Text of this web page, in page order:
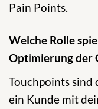
Pain Points.
Welche Rolle
Optimierung der
Touchpoints
ein Kunde mit